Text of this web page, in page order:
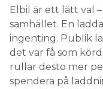
Elbil är ett lätt val
samhället. En
ingenting. Publik
det var få som
rullar desto mer
spendera på